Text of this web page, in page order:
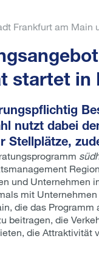
Frankfurt am Main
startet in
nutzt dabei
Stellplätze,
und
mit
die das
beitragen, die
die